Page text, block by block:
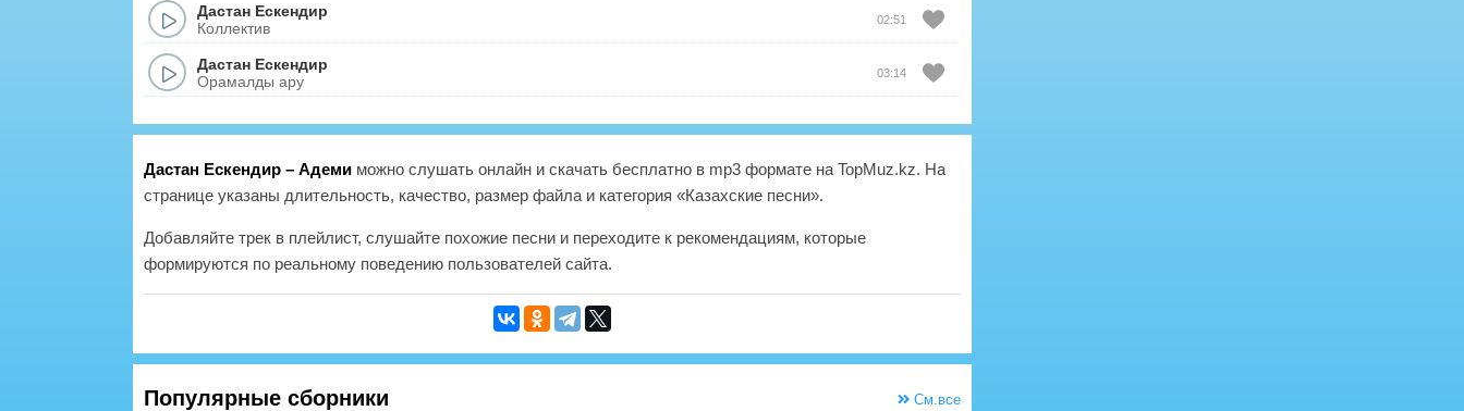
Дастан Ескендир
Коллектив
02:51
Дастан Ескендир
Орамалды ару
03:14
Дастан Ескендир – Адеми можно слушать онлайн и скачать бесплатно в mp3 формате на TopMuz.kz. На
странице указаны длительность, качество, размер файла и категория «Казахские песни».
Добавляйте трек в плейлист, слушайте похожие песни и переходите к рекомендациям, которые
формируются по реальному поведению пользователей сайта.
Популярные сборники См.все